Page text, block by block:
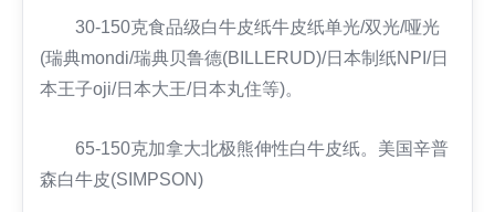
30-150克食品级白牛皮纸牛皮纸单光/双光/哑光
(瑞典mondi/瑞典贝鲁德(BILLERUD)/日本制纸NPI/日
本王子oji/日本大王/日本丸住等)。
65-150克加拿大北极熊伸性白牛皮纸。美国辛普
森白牛皮(SIMPSON)